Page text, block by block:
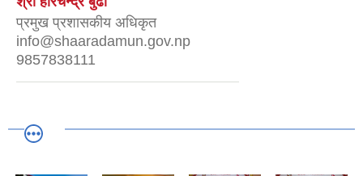
प्रमुख प्रशासकीय अधिकृत
info@shaaradamun.gov.np
9857838111